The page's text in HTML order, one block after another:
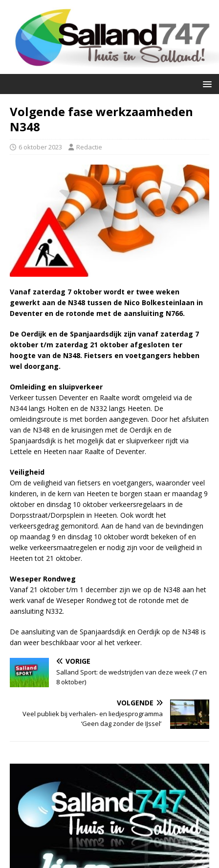
Volgende fase werkzaamheden
N348
6 oktober 2023 Redactie
Vanaf zaterdag 7 oktober wordt er twee weken
gewerkt aan de N348 tussen de Nico Bolkesteinlaan in
Deventer en de rotonde met de aansluiting N766.
De Oerdijk en de Spanjaardsdijk zijn vanaf zaterdag 7
oktober t/m zaterdag 21 oktober afgesloten ter
hoogte van de N348. Fietsers en voetgangers hebben
wel doorgang.
Omleiding en sluipverkeer
Verkeer tussen Deventer en Raalte wordt omgeleid via de
N344 langs Holten en de N332 langs Heeten. De
omleidingsroute is met borden aangegeven. Door het afsluiten
van de N348 en de kruisingen met de Oerdijk en de
Spanjaardsdijk is het mogelijk dat er sluipverkeer rijdt via
Lettele en Heeten naar Raalte of Deventer.
Veiligheid
Om de veiligheid van fietsers en voetgangers, waaronder veel
kinderen, in de kern van Heeten te borgen staan er maandag 9
oktober en dinsdag 10 oktober verkeersregelaars in de
Dorpsstraat/Dorpsplein in Heeten. Ook wordt het
verkeersgedrag gemonitord. Aan de hand van de bevindingen
op maandag 9 en dinsdag 10 oktober wordt bekeken of en
welke verkeersmaatregelen er nodig zijn voor de veiligheid in
Heeten tot 21 oktober.
Weseper Rondweg
Vanaf 21 oktober t/m 1 december zijn we op de N348 aan het
werk vanaf de Weseper Rondweg tot de rotonde met de
aansluiting N332.
De aansluiting van de Spanjaardsdijk en Oerdijk op de N348 is
dan weer beschikbaar voor al het verkeer.
VORIGE
Salland Sport: de wedstrijden van deze week (7 en
8 oktober)
VOLGENDE
Veel publiek bij verhalen- en liedjesprogramma
‘Geen dag zonder de IJssel’